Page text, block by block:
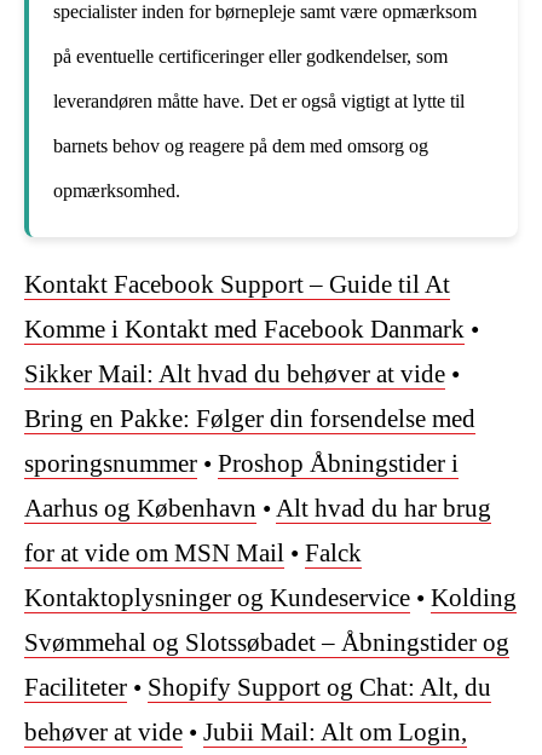
specialister inden for børnepleje samt være opmærksom
på eventuelle certificeringer eller godkendelser, som
leverandøren måtte have. Det er også vigtigt at lytte til
barnets behov og reagere på dem med omsorg og
opmærksomhed.
Kontakt Facebook Support – Guide til At
Komme i Kontakt med Facebook Danmark •
Sikker Mail: Alt hvad du behøver at vide •
Bring en Pakke: Følger din forsendelse med
sporingsnummer • Proshop Åbningstider i
Aarhus og København •Alt hvad du har brug
for at vide om MSN Mail • Falck
Kontaktoplysninger og Kundeservice • Kolding
Svømmehal og Slotssøbadet – Åbningstider og
Faciliteter • Shopify Support og Chat: Alt, du
behøver at vide • Jubii Mail: Alt om Login,